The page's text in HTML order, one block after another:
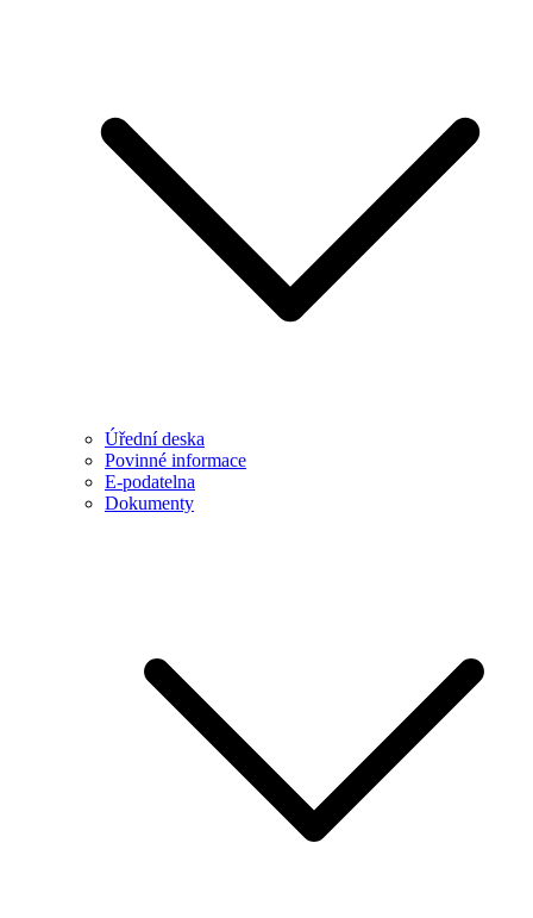
Úřední deska
Povinné informace
E-podatelna
Dokumenty